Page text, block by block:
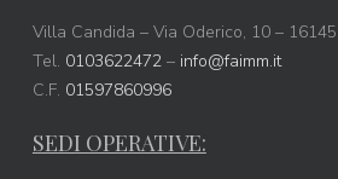
Villa Candida – Via Oderico, 10 –
Tel. 0103622472– info@faimm.it
C.F. 01597860996
SEDI OPERATIVE: